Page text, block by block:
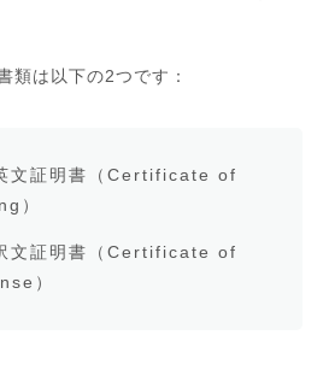
類は以下の2つです：
文証明書（Certificate of
）
文証明書（Certificate of
）